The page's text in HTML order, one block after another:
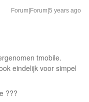
Forum|Forum|5 years ago
tmobile.
eindelijk voor simpel
???